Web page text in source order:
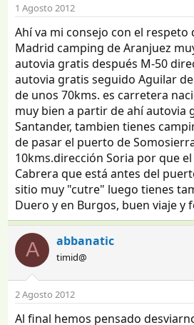
1 Agosto 2012
Ahí va mi consejo con el respeto
Madrid camping de Aranjuez
autovia gratis después M-50
autovia gratis seguido Aguilar
de unos 70kms. es carretera
muy bien a partir de ahí autovia
Santander, tambien tienes
de pasar el puerto de
10kms.dirección Soria por que
Cabrera que está antes del
sitio muy "cutre" luego tienes
Duero y en Burgos, buen viaje y
A abbanatic
timid@
2 Agosto 2012
Al final hemos pensado